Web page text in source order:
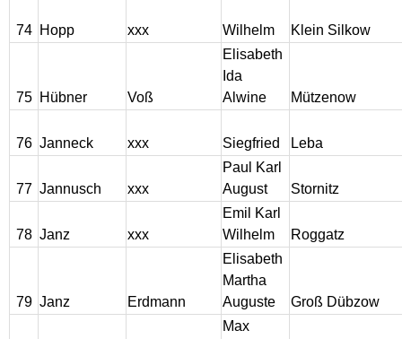
74 Hopp xxx Wilhelm Klein Silkow
75 Hübner Voß
Elisabeth
Ida
Alwine
Mützenow
76 Janneck xxx Siegfried Leba
77 Jannusch xxx
Paul Karl
August
Stornitz
78 Janz xxx
Emil Karl
Wilhelm
Roggatz
79 Janz Erdmann
Elisabeth
Martha
Auguste
Groß Dübzow
Max